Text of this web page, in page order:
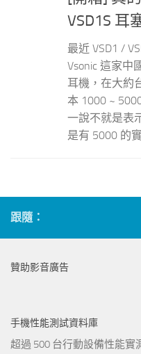
VSD1S 耳
最近 VSD1 /
Vsonic 這家中
耳機，在大約
本 1000 ~
一說不就是表
是有 5000 的
跟隨：
贊助影音廣告
手機性能測試資料庫
超過 500 台行動設備性能